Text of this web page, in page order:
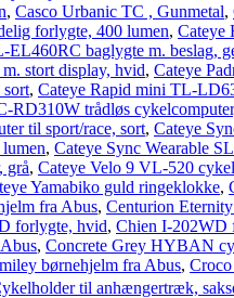
, Casco Urbanic TC , Gunmetal,
forlygte, 400 lumen, Cateye
EL460RC baglygte m. beslag,
stort display, hvid, Cateye
sort, Cateye Rapid mini TL-
RD310W trådløs
til sport/race, sort, Cateye
, Cateye Sync Wearable
grå, Cateye Velo 9 VL-520
Yamabiko guld ringeklokke,
fra Abus, Centurion
forlygte, hvid, Chien I-202WD
, Concrete Grey HYBAN
børnehjelm fra Abus,
til anhængertræk,